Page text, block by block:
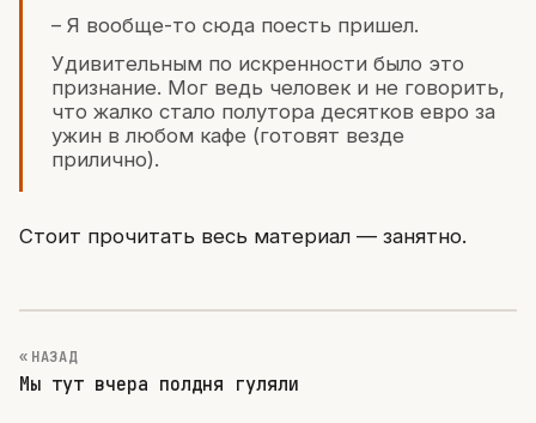
– Я вообще-то сюда поесть пришел.
Удивительным по искренности было это
признание. Мог ведь человек и не говорить,
что жалко стало полутора десятков евро за
ужин в любом кафе (готовят везде
прилично).
Стоит прочитать весь материал — занятно.
« НАЗАД
Мы тут вчера полдня гуляли